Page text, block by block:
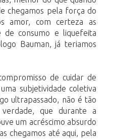
chegamos pela força do
amor, com certeza as
de consumo e liquefeita
Bauman, já teriamos
de cuidar de
subjetividade coletiva
ultrapassado, não é tão
que durante a
um acréscimo absurdo
chegamos até aqui, pela